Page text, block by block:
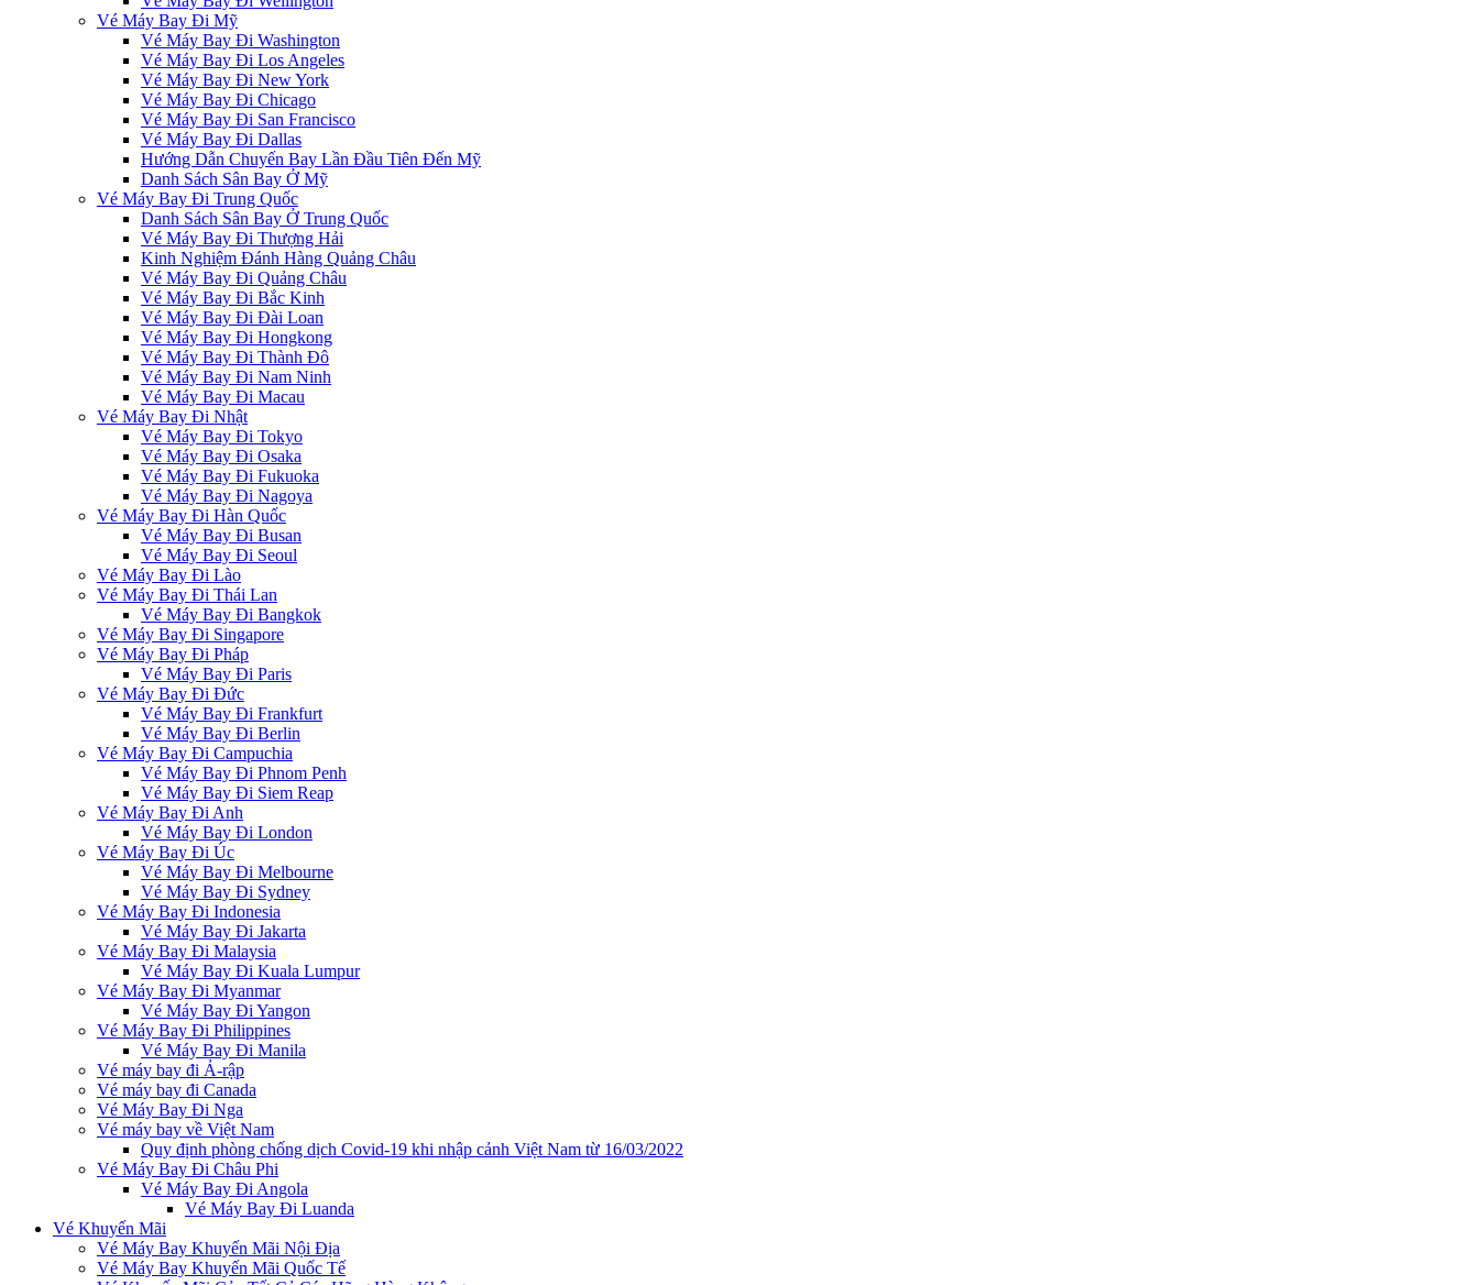
Vé Máy Bay Đi Mỹ
Vé Máy Bay Đi Washington
Vé Máy Bay Đi Los Angeles
Vé Máy Bay Đi New York
Vé Máy Bay Đi Chicago
Vé Máy Bay Đi San Francisco
Vé Máy Bay Đi Dallas
Hướng Dẫn Chuyến Bay Lần Đầu Tiên Đến Mỹ
Danh Sách Sân Bay Ở Mỹ
Vé Máy Bay Đi Trung Quốc
Danh Sách Sân Bay Ở Trung Quốc
Vé Máy Bay Đi Thượng Hải
Kinh Nghiệm Đánh Hàng Quảng Châu
Vé Máy Bay Đi Quảng Châu
Vé Máy Bay Đi Bắc Kinh
Vé Máy Bay Đi Đài Loan
Vé Máy Bay Đi Hongkong
Vé Máy Bay Đi Thành Đô
Vé Máy Bay Đi Nam Ninh
Vé Máy Bay Đi Macau
Vé Máy Bay Đi Nhật
Vé Máy Bay Đi Tokyo
Vé Máy Bay Đi Osaka
Vé Máy Bay Đi Fukuoka
Vé Máy Bay Đi Nagoya
Vé Máy Bay Đi Hàn Quốc
Vé Máy Bay Đi Busan
Vé Máy Bay Đi Seoul
Vé Máy Bay Đi Lào
Vé Máy Bay Đi Thái Lan
Vé Máy Bay Đi Bangkok
Vé Máy Bay Đi Singapore
Vé Máy Bay Đi Pháp
Vé Máy Bay Đi Paris
Vé Máy Bay Đi Đức
Vé Máy Bay Đi Frankfurt
Vé Máy Bay Đi Berlin
Vé Máy Bay Đi Campuchia
Vé Máy Bay Đi Phnom Penh
Vé Máy Bay Đi Siem Reap
Vé Máy Bay Đi Anh
Vé Máy Bay Đi London
Vé Máy Bay Đi Úc
Vé Máy Bay Đi Melbourne
Vé Máy Bay Đi Sydney
Vé Máy Bay Đi Indonesia
Vé Máy Bay Đi Jakarta
Vé Máy Bay Đi Malaysia
Vé Máy Bay Đi Kuala Lumpur
Vé Máy Bay Đi Myanmar
Vé Máy Bay Đi Yangon
Vé Máy Bay Đi Philippines
Vé Máy Bay Đi Manila
Vé máy bay đi Ả-rập
Vé máy bay đi Canada
Vé Máy Bay Đi Nga
Vé máy bay về Việt Nam
Quy định phòng chống dịch Covid-19 khi nhập cảnh Việt Nam từ 16/03/2022
Vé Máy Bay Đi Châu Phi
Vé Máy Bay Đi Angola
Vé Máy Bay Đi Luanda
Vé Khuyến Mãi
Vé Máy Bay Khuyến Mãi Nội Địa
Vé Máy Bay Khuyến Mãi Quốc Tế